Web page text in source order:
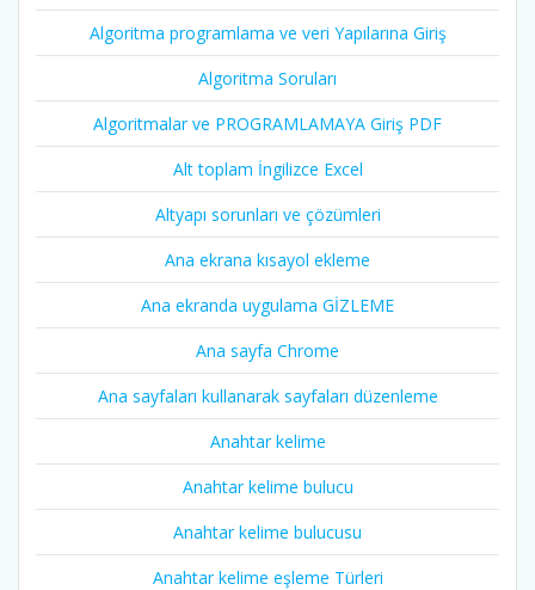
Algoritma programlama ve veri Yapılarına Giriş
Algoritma Soruları
Algoritmalar ve PROGRAMLAMAYA Giriş PDF
Alt toplam İngilizce Excel
Altyapı sorunları ve çözümleri
Ana ekrana kısayol ekleme
Ana ekranda uygulama GİZLEME
Ana sayfa Chrome
Ana sayfaları kullanarak sayfaları düzenleme
Anahtar kelime
Anahtar kelime bulucu
Anahtar kelime bulucusu
Anahtar kelime eşleme Türleri